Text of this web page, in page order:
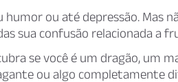
ou até depressão. Mas
sua confusão relacionada a
se você é um dragão, um
ou algo completamente